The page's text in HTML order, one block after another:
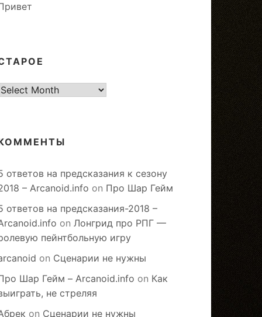
старое
ответов на предсказания к сезону
– Arcanoid.info on Про Шар Гейм
ответов на предсказания-2018 –
on Лонгрид про РПГ —
пейнтбольную игру
on Сценарии не нужны
Шар Гейм – Arcanoid.info on Как
не стреляя
on Сценарии не нужны